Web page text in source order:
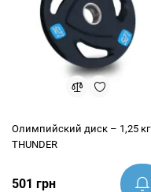
Олимпийский диск – 1,25 кг
THUNDER
501 грн